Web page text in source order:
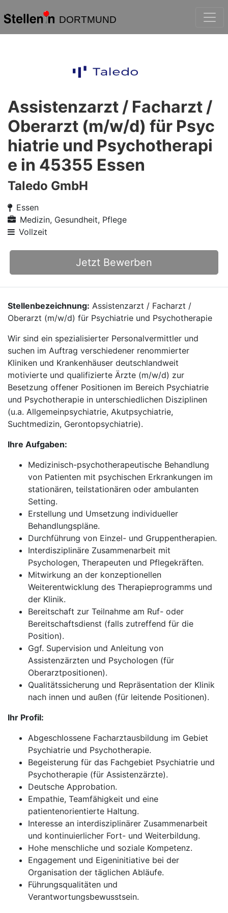
DORTMUND
Assistenzarzt / Facharzt /
Oberarzt (m/w/d) für Psyc
hiatrie und Psychotherapi
e in 45355 Essen
Taledo GmbH
Essen
Medizin, Gesundheit, Pflege
Vollzeit
Jetzt Bewerben
Stellenbezeichnung: Assistenzarzt / Facharzt /
Oberarzt (m/w/d) für Psychiatrie und Psychotherapie
Wir sind ein spezialisierter Personalvermittler und
suchen im Auftrag verschiedener renommierter
Kliniken und Krankenhäuser deutschlandweit
motivierte und qualifizierte Ärzte (m/w/d) zur
Besetzung offener Positionen im Bereich Psychiatrie
und Psychotherapie in unterschiedlichen Disziplinen
(u.a. Allgemeinpsychiatrie, Akutpsychiatrie,
Suchtmedizin, Gerontopsychiatrie).
Ihre Aufgaben:
Medizinisch-psychotherapeutische Behandlung
von Patienten mit psychischen Erkrankungen im
stationären, teilstationären oder ambulanten
Setting.
Erstellung und Umsetzung individueller
Behandlungspläne.
Durchführung von Einzel- und Gruppentherapien.
Interdisziplinäre Zusammenarbeit mit
Psychologen, Therapeuten und Pflegekräften.
Mitwirkung an der konzeptionellen
Weiterentwicklung des Therapieprogramms und
der Klinik.
Bereitschaft zur Teilnahme am Ruf- oder
Bereitschaftsdienst (falls zutreffend für die
Position).
Ggf. Supervision und Anleitung von
Assistenzärzten und Psychologen (für
Oberarztpositionen).
Qualitätssicherung und Repräsentation der Klinik
nach innen und außen (für leitende Positionen).
Ihr Profil:
Abgeschlossene Facharztausbildung im Gebiet
Psychiatrie und Psychotherapie.
Begeisterung für das Fachgebiet Psychiatrie und
Psychotherapie (für Assistenzärzte).
Deutsche Approbation.
Empathie, Teamfähigkeit und eine
patientenorientierte Haltung.
Interesse an interdisziplinärer Zusammenarbeit
und kontinuierlicher Fort- und Weiterbildung.
Hohe menschliche und soziale Kompetenz.
Engagement und Eigeninitiative bei der
Organisation der täglichen Abläufe.
Führungsqualitäten und
Verantwortungsbewusstsein.